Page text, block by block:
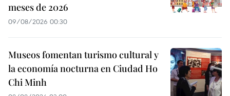
meses de 2026
09/08/2026 00:30
Museos fomentan turismo cultural y
la economía nocturna en Ciudad Ho
Chi Minh